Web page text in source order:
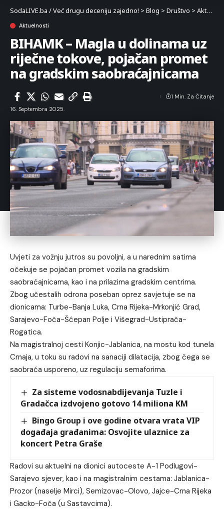
SodaLIVE.ba / Već drugu deceniju zajedno! > Blog > Društvo > Aktuelnosti
Aktuelnosti
BIHAMK – Magla u dolinama uz
riječne tokove, pojačan promet
na gradskim saobraćajnicama
16. Septembra 2025.
1 Min. Za Čitanje
Uvjeti za vožnju jutros su povoljni, a u narednim satima
očekuje se pojačan promet vozila na gradskim
saobraćajnicama, kao i na prilazima gradskim centrima.
Zbog učestalih odrona poseban oprez savjetuje se na
dionicama: Turbe-Banja Luka, Crna Rijeka-Mrkonjić Grad,
Sarajevo-Foča-Šćepan Polje i Višegrad-Ustiprača-
Rogatica.
Na magistralnoj cesti Konjic-Jablanica, na mostu kod tunela
Crnaja, u toku su radovi na sanaciji dilatacija, zbog čega se
saobraća usporeno, uz regulaciju semaforima.
Za sisteme vodosnabdijevanja Tuzle i
Gradačca izdvojeno gotovo 14 miliona KM
Bingo Group i ove godine otvara vrata VIP
događaja građanima: Osvojite ulaznice za
koncert Petra Graše
Radovi su aktuelni na dionici autoceste A-1 Podlugovi-
Sarajevo sjever, kao i na magistralnim cestama: Jablanica-
Prozor (naselje Mirci), Semizovac-Olovo, Jajce-Crna Rijeka
i Gacko-Foča (u Sastavcima).